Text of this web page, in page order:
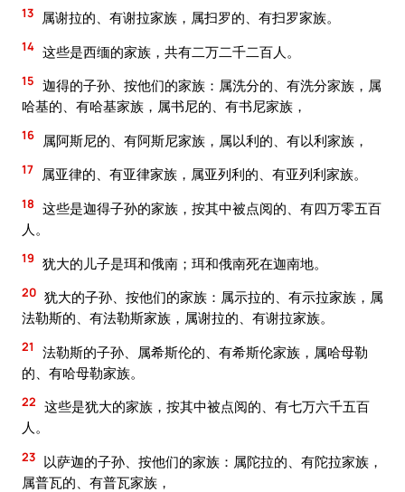
13 属谢拉的、有谢拉家族，属扫罗的、有扫罗家族。
14 这些是西缅的家族，共有二万二千二百人。
15 迦得的子孙、按他们的家族：属洗分的、有洗分家族，属
哈基的、有哈基家族，属书尼的、有书尼家族，
16 属阿斯尼的、有阿斯尼家族，属以利的、有以利家族，
17 属亚律的、有亚律家族，属亚列利的、有亚列利家族。
18 这些是迦得子孙的家族，按其中被点阅的、有四万零五百
人。
19 犹大的儿子是珥和俄南；珥和俄南死在迦南地。
20 犹大的子孙、按他们的家族：属示拉的、有示拉家族，属
法勒斯的、有法勒斯家族，属谢拉的、有谢拉家族。
21
法勒斯的子孙、属希斯伦的、有希斯伦家族，属哈母勒
的、有哈母勒家族。
22 这些是犹大的家族，按其中被点阅的、有七万六千五百
人。
23 以萨迦的子孙、按他们的家族：属陀拉的、有陀拉家族，
属普瓦的、有普瓦家族，